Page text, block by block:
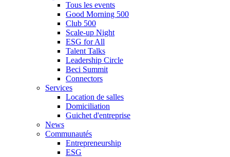
Tous les events
Good Morning 500
Club 500
Scale-up Night
ESG for All
Talent Talks
Leadership Circle
Beci Summit
Connectors
Services
Location de salles
Domiciliation
Guichet d'entreprise
News
Communautés
Entrepreneurship
ESG